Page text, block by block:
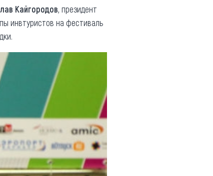
Кайгородов, президент
инвтуристов на фестиваль